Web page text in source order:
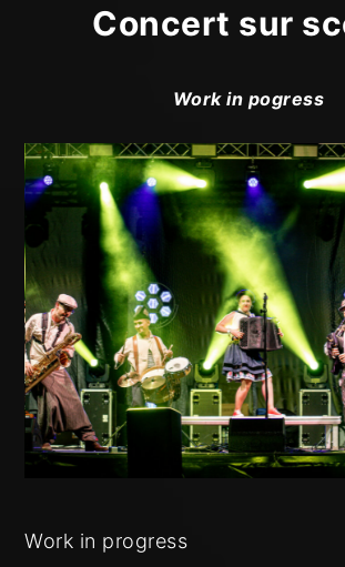
Concert sur
Work in pogress
Work in progress